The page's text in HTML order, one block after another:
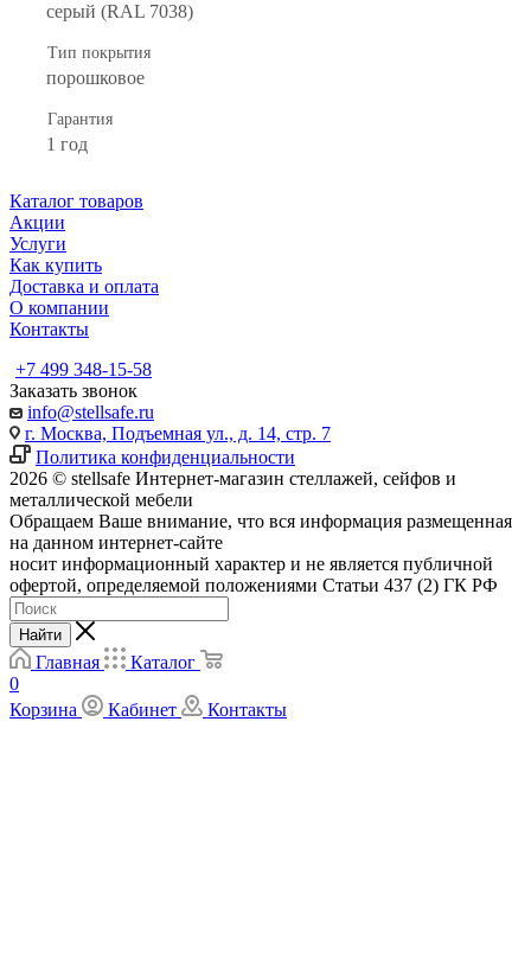
серый (RAL 7038)
Тип покрытия
порошковое
Гарантия
1 год
Каталог товаров
Акции
Услуги
Как купить
Доставка и оплата
О компании
Контакты
+7 499 348-15-58
Заказать звонок
info@stellsafe.ru
г. Москва, Подъемная ул., д. 14, стр. 7
Политика конфиденциальности
2026 © stellsafe Интернет-магазин стеллажей, сейфов и
металлической мебели
Обращаем Ваше внимание, что вся информация размещенная
на данном интернет-сайте
носит информационный характер и не является публичной
офертой, определяемой положениями Статьи 437 (2) ГК РФ
Найти
Главная
Каталог
0
Корзина
Кабинет Контакты